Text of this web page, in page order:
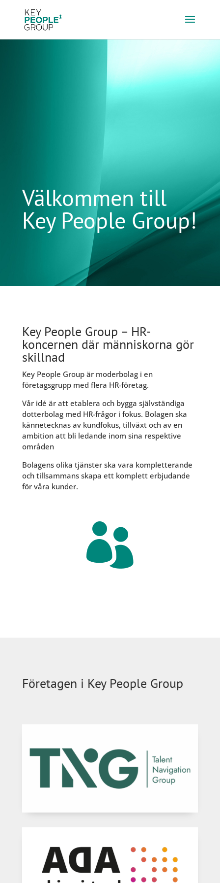
Välkommen till
Key People Group!
Key People Group – HR-
koncernen där människorna gör
skillnad
Key People Group är moderbolag i en
företagsgrupp med flera HR-företag.
Vår idé är att etablera och bygga självständiga
dotterbolag med HR-frågor i fokus. Bolagen ska
kännetecknas av kundfokus, tillväxt och av en
ambition att bli ledande inom sina respektive
områden
Bolagens olika tjänster ska vara kompletterande
och tillsammans skapa ett komplett erbjudande
för våra kunder.

Företagen i Key People Group